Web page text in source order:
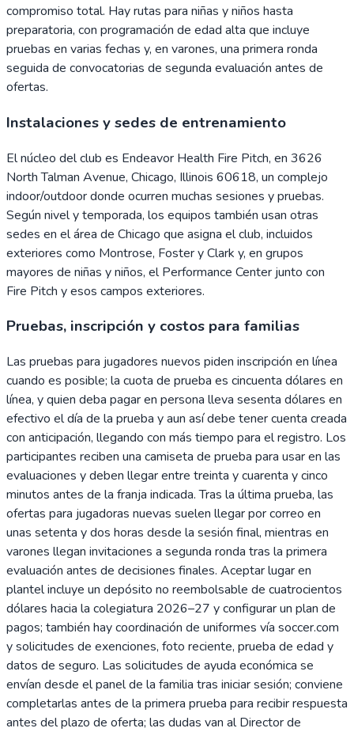
compromiso total. Hay rutas para niñas y niños hasta
preparatoria, con programación de edad alta que incluye
pruebas en varias fechas y, en varones, una primera ronda
seguida de convocatorias de segunda evaluación antes de
ofertas.
Instalaciones y sedes de entrenamiento
El núcleo del club es Endeavor Health Fire Pitch, en 3626
North Talman Avenue, Chicago, Illinois 60618, un complejo
indoor/outdoor donde ocurren muchas sesiones y pruebas.
Según nivel y temporada, los equipos también usan otras
sedes en el área de Chicago que asigna el club, incluidos
exteriores como Montrose, Foster y Clark y, en grupos
mayores de niñas y niños, el Performance Center junto con
Fire Pitch y esos campos exteriores.
Pruebas, inscripción y costos para familias
Las pruebas para jugadores nuevos piden inscripción en línea
cuando es posible; la cuota de prueba es cincuenta dólares en
línea, y quien deba pagar en persona lleva sesenta dólares en
efectivo el día de la prueba y aun así debe tener cuenta creada
con anticipación, llegando con más tiempo para el registro. Los
participantes reciben una camiseta de prueba para usar en las
evaluaciones y deben llegar entre treinta y cuarenta y cinco
minutos antes de la franja indicada. Tras la última prueba, las
ofertas para jugadoras nuevas suelen llegar por correo en
unas setenta y dos horas desde la sesión final, mientras en
varones llegan invitaciones a segunda ronda tras la primera
evaluación antes de decisiones finales. Aceptar lugar en
plantel incluye un depósito no reembolsable de cuatrocientos
dólares hacia la colegiatura 2026–27 y configurar un plan de
pagos; también hay coordinación de uniformes vía soccer.com
y solicitudes de exenciones, foto reciente, prueba de edad y
datos de seguro. Las solicitudes de ayuda económica se
envían desde el panel de la familia tras iniciar sesión; conviene
completarlas antes de la primera prueba para recibir respuesta
antes del plazo de oferta; las dudas van al Director de